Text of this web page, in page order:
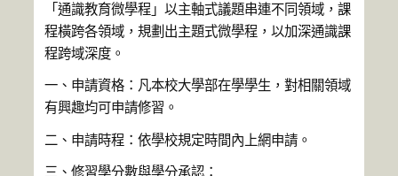
「通識教育微學程」以主軸式議題串連不同領域，課
程橫跨各領域，規劃出主題式微學程，以加深通識課
程跨域深度。
一、申請資格：凡本校大學部在學學生，對相關領域
有興趣均可申請修習。
二、申請時程：依學校規定時間內上網申請。
三、修習學分數與學分承認：